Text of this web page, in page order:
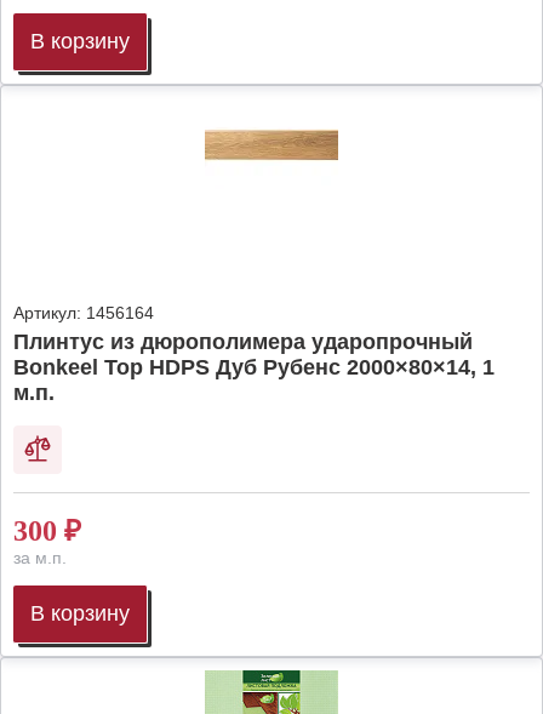
В корзину
Артикул: 1456164
Плинтус из дюрополимера ударопрочный
Bonkeel Top HDPS Дуб Рубенс 2000×80×14, 1
м.п.
300 ₽
за м.п.
В корзину